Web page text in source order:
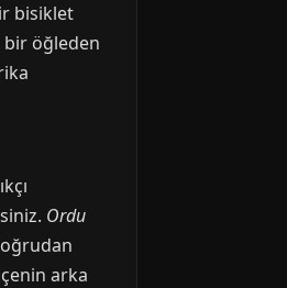
bisiklet
bir öğleden
Ordu
arka